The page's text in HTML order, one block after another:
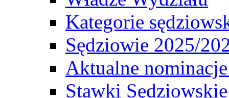
Kategorie
Sędziowie 2025/
Aktualne
Stawki Sędziowskie